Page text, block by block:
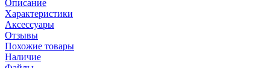
Описание
Характеристики
Аксессуары
Отзывы
Похожие товары
Наличие